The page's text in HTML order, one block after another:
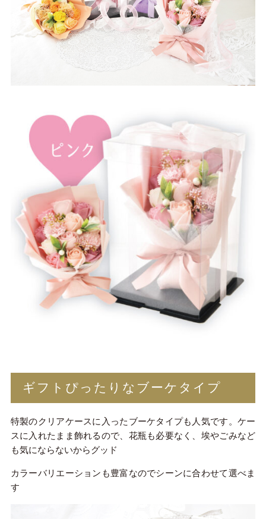
ギフトぴったりなブーケタイプ
特製のクリアケースに入ったブーケタイプも人気です。ケー
スに入れたまま飾れるので、花瓶も必要なく、埃やごみなど
も気にならないからグッド
カラーバリエーションも豊富なのでシーンに合わせて選べま
す